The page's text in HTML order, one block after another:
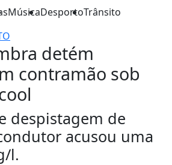
MúsicaDesportoTrânsito
detém
contramão sob
despistagem de
acusou uma
l.